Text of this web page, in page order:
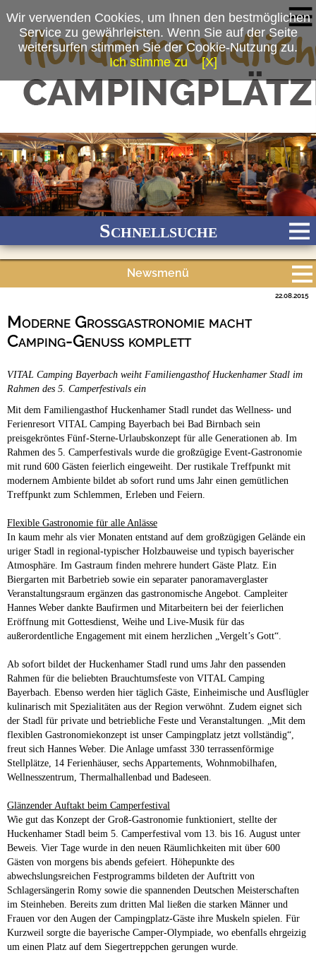
Schnellsuche
Ganzjährig geöffnet
Newsmenü
Campingplätze
Touristik
Moderne Großgastronomie macht
Camping-Genuss komplett
22.08.2015
VITAL Camping Bayerbach weiht Familiengasthof Huckenhamer Stadl im
Rahmen des 5. Camperfestivals ein
Mit dem Familiengasthof Huckenhamer Stadl rundet das Wellness- und
Ferienresort VITAL Camping Bayerbach bei Bad Birnbach sein
preisgekröntes Fünf-Sterne-Urlaubskonzept für alle Generationen ab. Im
Rahmen des 5. Camperfestivals wurde die großzügige Event-Gastronomie
mit rund 600 Gästen feierlich eingeweiht. Der rustikale Treffpunkt mit
modernem Ambiente bildet ab sofort rund ums Jahr einen gemütlichen
Treffpunkt zum Schlemmen, Erleben und Feiern.
Flexible Gastronomie für alle Anlässe
In kaum mehr als vier Monaten entstand auf dem großzügigen Gelände ein
uriger Stadl in regional-typischer Holzbauweise und typisch bayerischer
Atmosphäre. Im Gastraum finden mehrere hundert Gäste Platz. Ein
Biergarten mit Barbetrieb sowie ein separater panoramaverglaster
Veranstaltungsraum ergänzen das gastronomische Angebot. Campleiter
Hannes Weber dankte Baufirmen und Mitarbeitern bei der feierlichen
Eröffnung mit Gottesdienst, Weihe und Live-Musik für das
außerordentliche Engagement mit einem herzlichen „Vergelt’s Gott“.
Ab sofort bildet der Huckenhamer Stadl rund ums Jahr den passenden
Rahmen für die beliebten Brauchtumsfeste von VITAL Camping
Bayerbach. Ebenso werden hier täglich Gäste, Einheimische und Ausflügler
kulinarisch mit Spezialitäten aus der Region verwöhnt. Zudem eignet sich
der Stadl für private und betriebliche Feste und Veranstaltungen. „Mit dem
flexiblen Gastronomiekonzept ist unser Campingplatz jetzt vollständig“,
freut sich Hannes Weber. Die Anlage umfasst 330 terrassenförmige
Stellplätze, 14 Ferienhäuser, sechs Appartements, Wohnmobilhafen,
Wellnesszentrum, Thermalhallenbad und Badeseen.
Glänzender Auftakt beim Camperfestival
Wie gut das Konzept der Groß-Gastronomie funktioniert, stellte der
Huckenhamer Stadl beim 5. Camperfestival vom 13. bis 16. August unter
Beweis. Vier Tage wurde in den neuen Räumlichkeiten mit über 600
Gästen von morgens bis abends gefeiert. Höhepunkte des
abwechslungsreichen Festprogramms bildeten der Auftritt von
Schlagersängerin Romy sowie die spannenden Deutschen Meisterschaften
im Steinheben. Bereits zum dritten Mal ließen die starken Männer und
Frauen vor den Augen der Campingplatz-Gäste ihre Muskeln spielen. Für
Kurzweil sorgte die bayerische Camper-Olympiade, wo ebenfalls ehrgeizig
um einen Platz auf dem Siegertreppchen gerungen wurde.
Wir verwenden Cookies, um Ihnen den bestmöglichen
Service zu gewährleisten. Wenn Sie auf der Seite
weitersurfen stimmen Sie der Cookie-Nutzung zu.
Ich stimme zu
[X]